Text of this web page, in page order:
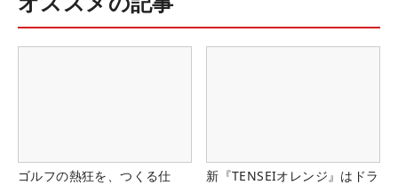
ゴルフの熱狂を、つくる仕
新『TENSEIオレンジ』はドラ